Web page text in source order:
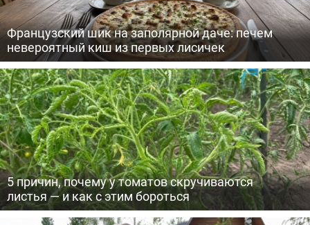
Французский шик на заполярной даче: печем
невероятный киш из первых лисичек
5 причин, почему у томатов скручиваются
листья — и как с этим бороться